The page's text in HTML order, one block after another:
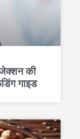
की
गाइड